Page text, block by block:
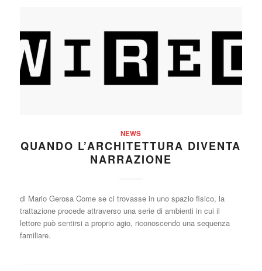
NEWS
QUANDO L’ARCHITETTURA DIVENTA
NARRAZIONE
di Mario Gerosa Come se ci trovasse in uno spazio fisico, la
trattazione procede attraverso una serie di ambienti in cui il
lettore può sentirsi a proprio agio, riconoscendo una sequenza
familiare.